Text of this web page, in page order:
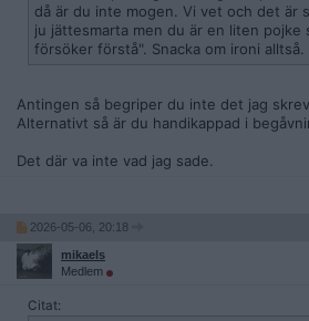
då är du inte mogen. Vi vet och det är
ju jättesmarta men du är en liten pojke
försöker förstå". Snacka om ironi alltså.
Antingen så begriper du inte det jag
Alternativt så är du handikappad i
Det där va inte vad jag sade.
2026-05-06, 20:18
mikaels
Medlem
Citat: